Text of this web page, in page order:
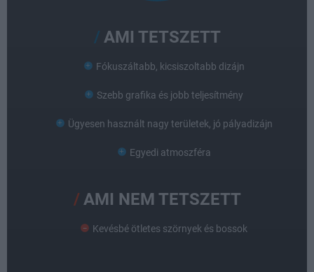
AMI TETSZETT
Fókuszáltabb, kicsiszoltabb dizájn
Szebb grafika és jobb teljesítmény
Ügyesen használt nagy területek, jó pályadizájn
Egyedi atmoszféra
AMI NEM TETSZETT
Kevésbé ötletes szörnyek és bossok